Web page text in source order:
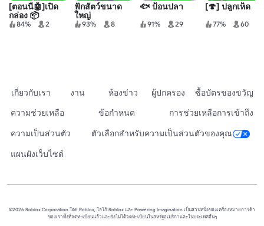
[ตอนนี้🤖]เปิด
กล่อง 📦
84% 2
ฟักสัตว์ขนาด
ใหญ่
93% 8
🐟 ป้อนปลา
91% 29
[🍄] ปลูกเห็ด
77% 60
เกี่ยวกับเรา งาน ห้องข่าว ผู้ปกครอง
ซื้อบัตรของขวัญ
ความช่วยเหลือ
ข้อกำหนด
การช่วยเหลือการเข้าถึง
ความเป็นส่วนตัว
ตัวเลือกสำหรับความเป็นส่วนตัวของคุณ
แผนผังเว็บไซต์
©2026 Roblox Corporation โดย Roblox, โลโก้ Roblox และ Powering Imagination เป็นส่วนหนึ่งของเครื่องหมายการค้า
ของเราทั้งที่จดทะเบียนแล้วและยังไม่ได้จดทะเบียนในสหรัฐอเมริกาและในประเทศอื่นๆ